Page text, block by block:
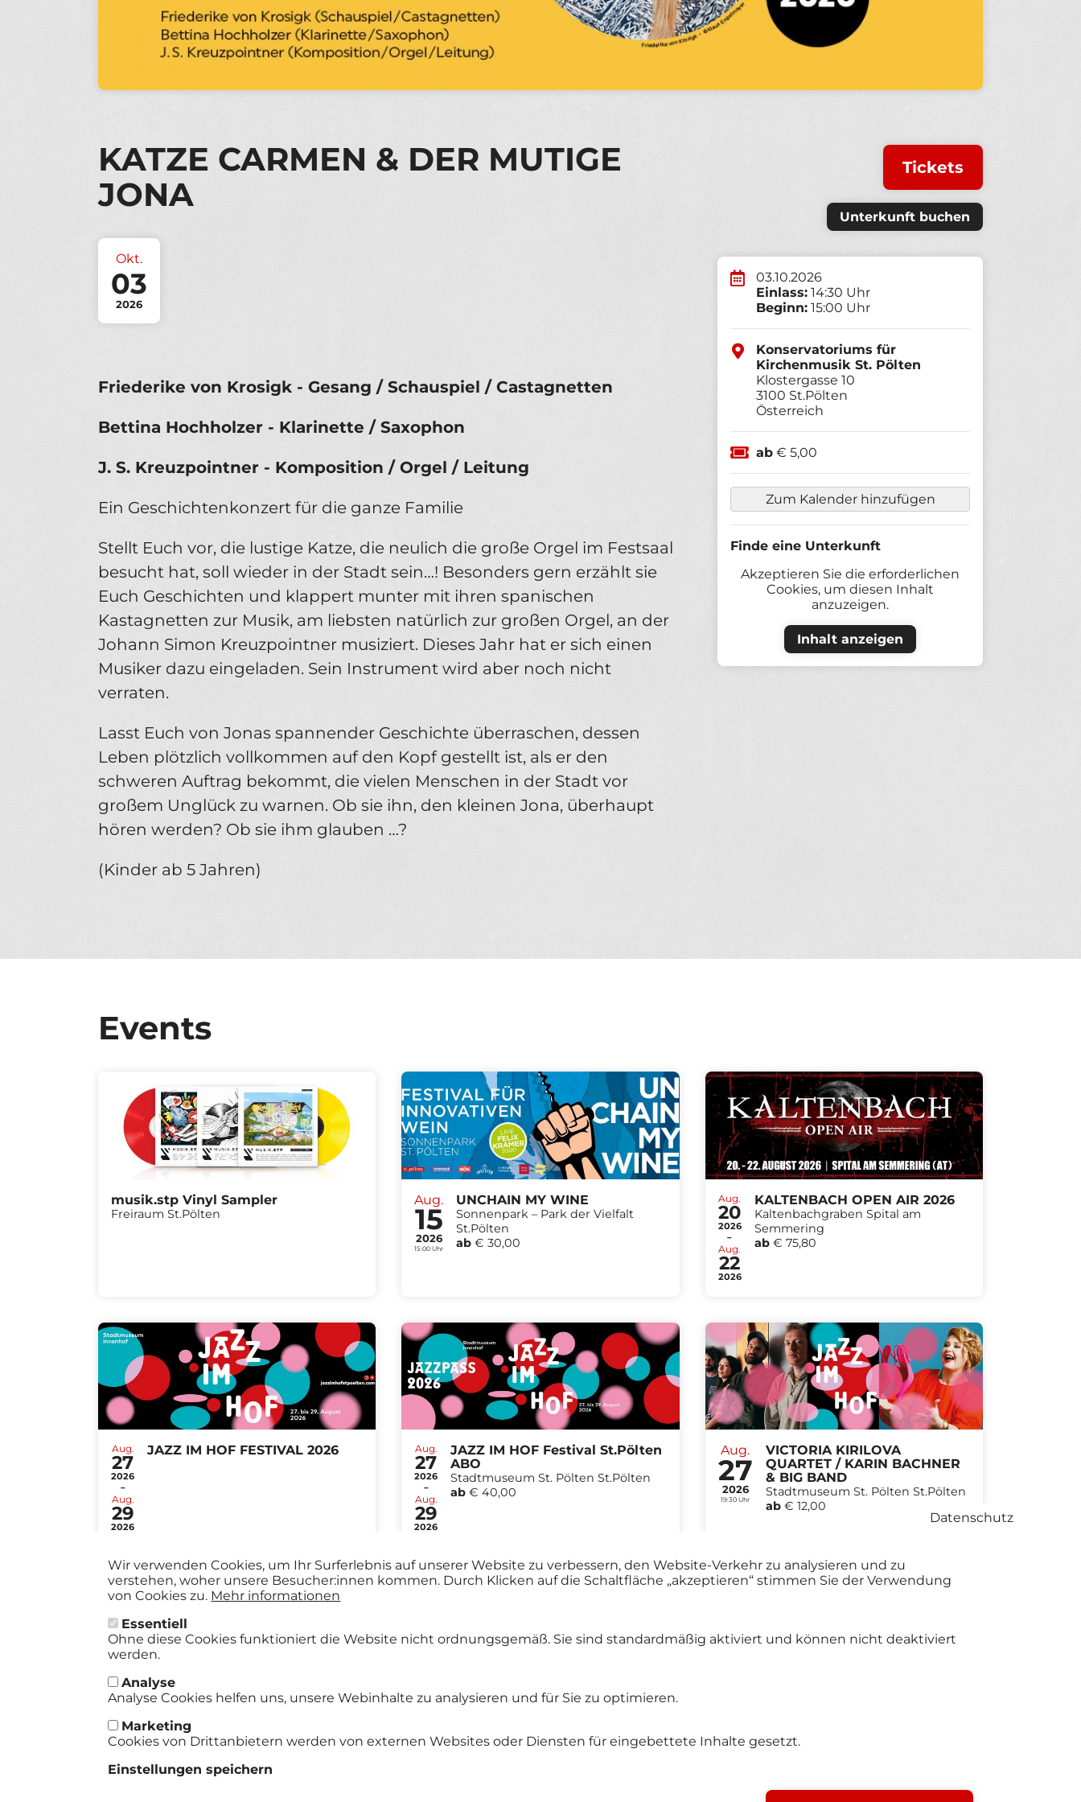
KATZE CARMEN & DER MUTIGE
JONA
Okt.
03
2026
Friederike von Krosigk - Gesang / Schauspiel / Castagnetten
Bettina Hochholzer - Klarinette / Saxophon
J. S. Kreuzpointner - Komposition / Orgel / Leitung
Ein Geschichtenkonzert für die ganze Familie
Stellt Euch vor, die lustige Katze, die neulich die große Orgel im Festsaal
besucht hat, soll wieder in der Stadt sein…! Besonders gern erzählt sie
Euch Geschichten und klappert munter mit ihren spanischen
Kastagnetten zur Musik, am liebsten natürlich zur großen Orgel, an der
Johann Simon Kreuzpointner musiziert. Dieses Jahr hat er sich einen
Musiker dazu eingeladen. Sein Instrument wird aber noch nicht
verraten.
Lasst Euch von Jonas spannender Geschichte überraschen, dessen
Leben plötzlich vollkommen auf den Kopf gestellt ist, als er den
schweren Auftrag bekommt, die vielen Menschen in der Stadt vor
großem Unglück zu warnen. Ob sie ihn, den kleinen Jona, überhaupt
hören werden? Ob sie ihm glauben …?
(Kinder ab 5 Jahren)
Tickets
Unterkunft buchen
03.10.2026
Einlass: 14:30 Uhr
Beginn: 15:00 Uhr
Konservatoriums für
Kirchenmusik St. Pölten
Klostergasse 10
3100 St.Pölten
Österreich
ab € 5,00
Zum Kalender hinzufügen
Finde eine Unterkunft
Akzeptieren Sie die erforderlichen
Cookies, um diesen Inhalt
anzuzeigen.
Inhalt anzeigen
Events
musik.stp Vinyl Sampler
Freiraum St.Pölten
Aug.
15
2026
15:00 Uhr
UNCHAIN MY WINE
Sonnenpark – Park der Vielfalt
St.Pölten
ab € 30,00
Aug.
20
2026
-
Aug.
22
2026
KALTENBACH OPEN AIR 2026
Kaltenbachgraben Spital am
Semmering
ab€ 75,80
Aug.
27
2026
-
Aug.
29
2026
JAZZ IM HOF FESTIVAL 2026 Aug.
27
2026
-
Aug.
29
2026
JAZZ IM HOF Festival St.Pölten
ABO
Stadtmuseum St. Pölten St.Pölten
ab € 40,00
Aug.
27
2026
19:30 Uhr
VICTORIA KIRILOVA
QUARTET / KARIN BACHNER
& BIG BAND
Stadtmuseum St. Pölten St.Pölten
ab€ 12,00
Datenschutz
Wir verwenden Cookies, um Ihr Surferlebnis auf unserer Website zu verbessern, den Website-Verkehr zu analysieren und zu
verstehen, woher unsere Besucher:innen kommen. Durch Klicken auf die Schaltfläche „akzeptieren“ stimmen Sie der Verwendung
von Cookies zu. Mehr informationen
Essentiell
Ohne diese Cookies funktioniert die Website nicht ordnungsgemäß. Sie sind standardmäßig aktiviert und können nicht deaktiviert
werden.
Analyse
Analyse Cookies helfen uns, unsere Webinhalte zu analysieren und für Sie zu optimieren.
Marketing
Cookies von Drittanbietern werden von externen Websites oder Diensten für eingebettete Inhalte gesetzt.
Einstellungen speichern